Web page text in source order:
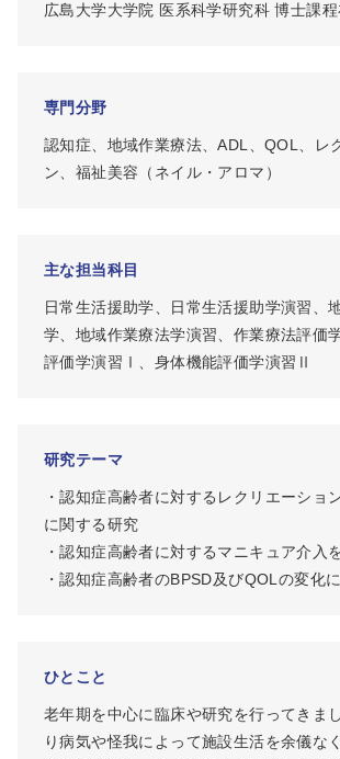
広島大学大学院 医系科学研究科 博士課程
専門分野
認知症、地域作業療法、ADL、QOL、レ
ン、福祉美容（ネイル・アロマ）
主な担当科目
日常生活援助学、日常生活援助学演習、
学、地域作業療法学演習、作業療法評価
評価学演習Ⅰ、身体機能評価学演習Ⅱ
研究テーマ
・認知症高齢者に対するレクリエーショ
に関する研究
・認知症高齢者に対するマニキュア介入
・認知症高齢者のBPSD及びQOLの変化
ひとこと
老年期を中心に臨床や研究を行ってきま
り病気や怪我によって施設生活を余儀な